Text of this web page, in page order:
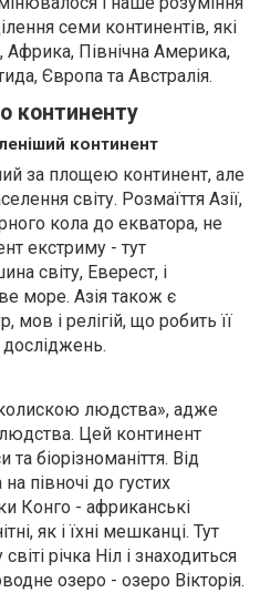
семи континентів, які
Африка, Північна Америка,
Європа та Австралія.
континенту
континент
за площею континент, але
світу. Розмаїття Азії,
кола до екватора, не
екстриму - тут
світу, Еверест, і
море. Азія також є
мов і релігій, що робить її
людства», адже
Цей континент
біорізноманіття. Від
півночі до густих
Конго - африканські
як і їхні мешканці. Тут
річка Ніл і знаходиться
озеро - озеро Вікторія.